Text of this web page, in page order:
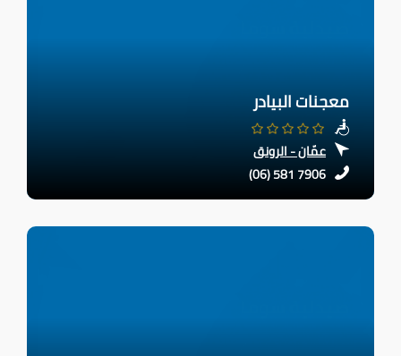
معجنات البيادر
عمّان - الرونق
(06) 581 7906